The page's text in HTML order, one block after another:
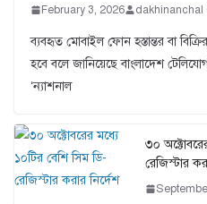
February 3, 2026 dakhinanchal
ব্যবহৃত মোবাইল ফোন হস্তান্তর বা
হবে বলে জানিয়েছে বাংলাদেশ
‘ন্যাশনাল
৩০
রেজিস্টার